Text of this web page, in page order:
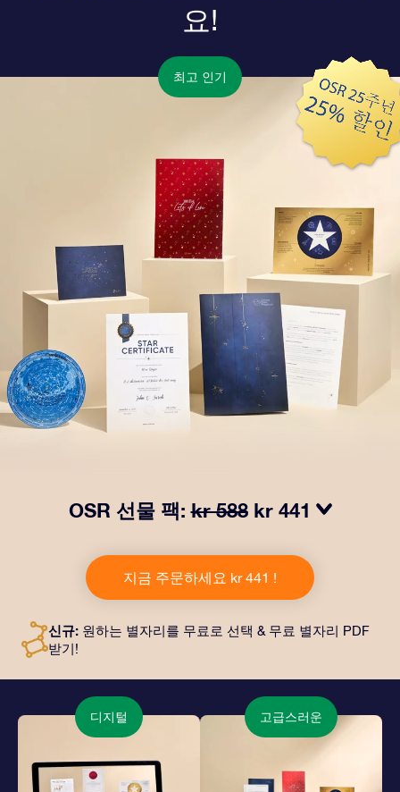
요!
최고 인기
OSR 선물 팩:kr 588 kr 441
투와 퍼스널라이즈 문서가 선택한 주소로 발송되고 디지
털 문서가 제공되며 무료로 OSR 앱을 이용할 수 있습니
다. OSR Gift Pack은 친구나 사랑하는 사람에게 영원히
지금 주문하세요 kr 441 !
신규: 원하는 별자리를 무료로 선택 & 무료 별자리 PDF
받기!
디지털 고급스러운